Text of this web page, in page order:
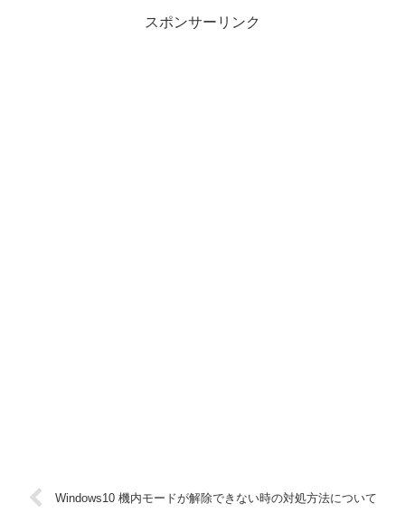
スポンサーリンク
Windows10 機内モードが解除できない時の対処方法について